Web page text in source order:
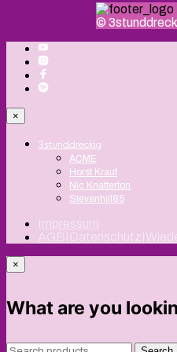
©
×
3stunddreckig
ACME
Horst Kraut
Nic Knatterton
Stevenhill85
Impressum
×
What are you